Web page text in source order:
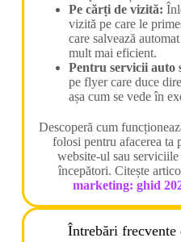
Pe cărți de vizită:
vizită pe care le
care salvează
mult mai eficient.
Pentru servicii auto
pe flyer care duce
așa cum se vede în
Descoperă cum
folosi pentru afacerea ta
website-ul sau
începători. Citește
marketing: ghid
Întrebări frecvente